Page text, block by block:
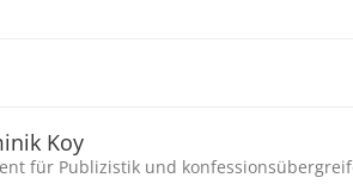
Koy
für Publizistik und